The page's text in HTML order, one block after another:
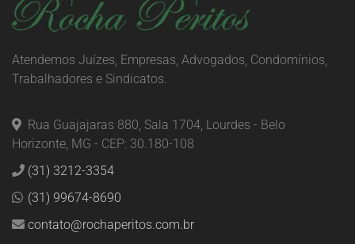
Atendemos Juízes, Empresas, Advogados, Condomínios,
Trabalhadores e Sindicatos.
Rua Guajajaras 880, Sala 1704, Lourdes - Belo
Horizonte, MG - CEP: 30.180-108
(31) 3212-3354
(31) 99674-8690
contato@rochaperitos.com.br